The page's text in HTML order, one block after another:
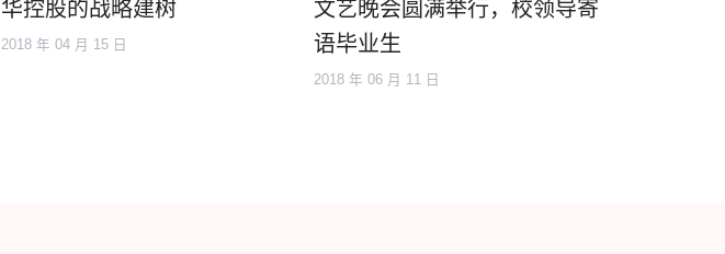
华控股的战略建树
2018 年 04 月 15 日
文艺晚会圆满举行，校领导寄
语毕业生
2018 年 06 月 11 日